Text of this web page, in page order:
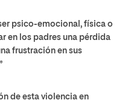
psico-emocional, física o
en los padres una pérdida
frustración en sus
de esta violencia en